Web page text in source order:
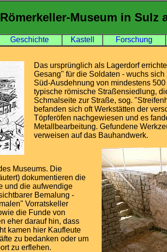
Museum in Sulz
Geschichte Kastell Forschung
Das ursprünglich als Lagerdorf
Gesang" für die Soldaten - wuchs
Süd-Ausdehnung von mindestens
typische römische Straßensiedlung,
Schmalseite zur Straße, sog.
befanden sich oft Werkstätten der
Töpferöfen nachgewiesen und es
Metallbearbeitung. Gefundene
verweisen auf das Bauhandwerk.
Museums. Die
dokumentieren die
und die aufwendige
Bemalung -
Vorratskeller
die Funde von
eher darauf hin, dass
kamen hier Kaufleute
zu bedanken oder um
zu erflehen.